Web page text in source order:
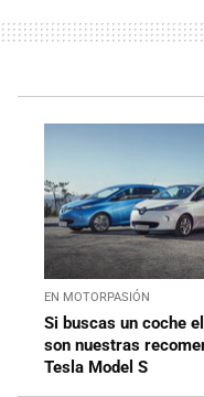
EN MOTORPASIÓN
Si buscas un coche
son nuestras
Tesla Model S